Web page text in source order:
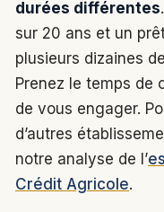
durées différentes
sur 20 ans et un
plusieurs dizaines
Prenez le temps de
de vous engager.
d’autres
notre analyse de l’
Crédit Agricole.